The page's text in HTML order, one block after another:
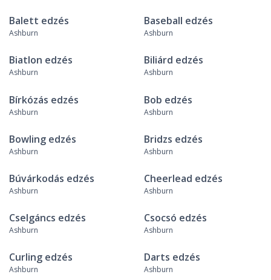
Balett edzés
Ashburn
Baseball edzés
Ashburn
Biatlon edzés
Ashburn
Biliárd edzés
Ashburn
Bírkózás edzés
Ashburn
Bob edzés
Ashburn
Bowling edzés
Ashburn
Bridzs edzés
Ashburn
Búvárkodás edzés
Ashburn
Cheerlead edzés
Ashburn
Cselgáncs edzés
Ashburn
Csocsó edzés
Ashburn
Curling edzés
Ashburn
Darts edzés
Ashburn